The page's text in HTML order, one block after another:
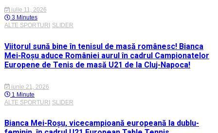
iulie 11, 2026
3 Minutes
ALTE SPORTURI
SLIDER
Viitorul sună bine în tenisul de masă românesc! Bianca
Mei-Roșu aduce României aurul în cadrul Campionatelor
Europene de Tenis de masă U21 de la Cluj-Napoca!
iunie 21, 2026
1 Minute
ALTE SPORTURI SLIDER
Bianca Mei-Roșu, vicecampioană europeană la dublu-